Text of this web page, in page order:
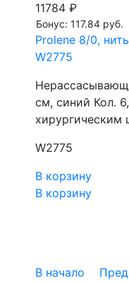
11784 ₽
Бонус: 117.84 руб.
Prolene 8/0,
W2775
см, синий Кол.
W2775
В корзину
В корзину
В начало